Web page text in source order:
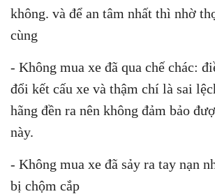
không. và để an tâm nhất thì nhờ
cùng
- Không mua xe đã qua chế chác:
đổi kết cấu xe và thậm chí là sai
hãng đền ra nên không đảm bảo
này.
- Không mua xe đã sảy ra tay nạn
bị chộm cắp